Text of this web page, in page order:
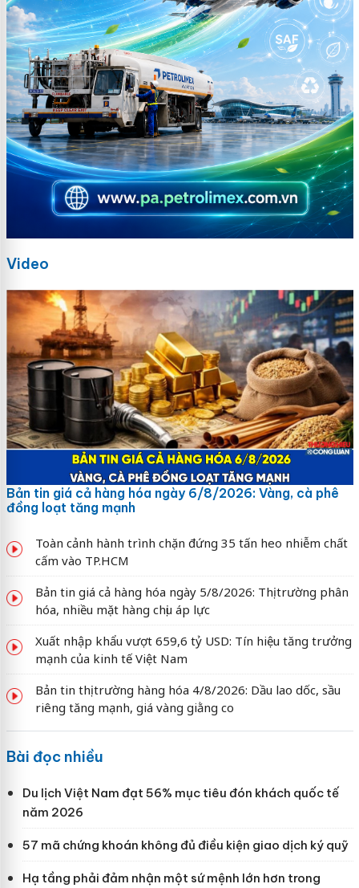
Video
Bản tin giá cả hàng hóa ngày 6/8/2026: Vàng, cà phê
đồng loạt tăng mạnh
Toàn cảnh hành trình chặn đứng 35 tấn heo nhiễm chất
cấm vào TP.HCM
Bản tin giá cả hàng hóa ngày 5/8/2026: Thị trường phân
hóa, nhiều mặt hàng chịu áp lực
Xuất nhập khẩu vượt 659,6 tỷ USD: Tín hiệu tăng trưởng
mạnh của kinh tế Việt Nam
Bản tin thị trường hàng hóa 4/8/2026: Dầu lao dốc, sầu
riêng tăng mạnh, giá vàng giằng co
Bài đọc nhiều
Du lịch Việt Nam đạt 56% mục tiêu đón khách quốc tế
năm 2026
57 mã chứng khoán không đủ điều kiện giao dịch ký quỹ
Hạ tầng phải đảm nhận một sứ mệnh lớn hơn trong